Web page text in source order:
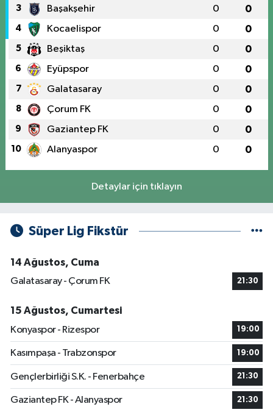
3 Başakşehir 0 0
4 Kocaelispor 0 0
5 Beşiktaş 0 0
6 Eyüpspor 0 0
7 Galatasaray 0 0
8 Çorum FK 0 0
9 Gaziantep FK 0 0
10 Alanyaspor 0 0
Detaylar için tıklayın
Süper Lig Fikstür
14 Ağustos, Cuma
Galatasaray - Çorum FK
21:30
15 Ağustos, Cumartesi
Konyaspor - Rizespor
19:00
Kasımpaşa - Trabzonspor 19:00
Gençlerbirliği S.K. - Fenerbahçe 21:30
Gaziantep FK - Alanyaspor 21:30